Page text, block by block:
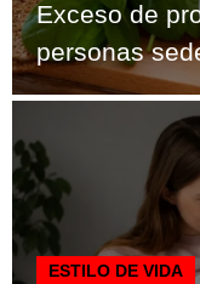
Exceso de
personas
ESTILO DE VIDA